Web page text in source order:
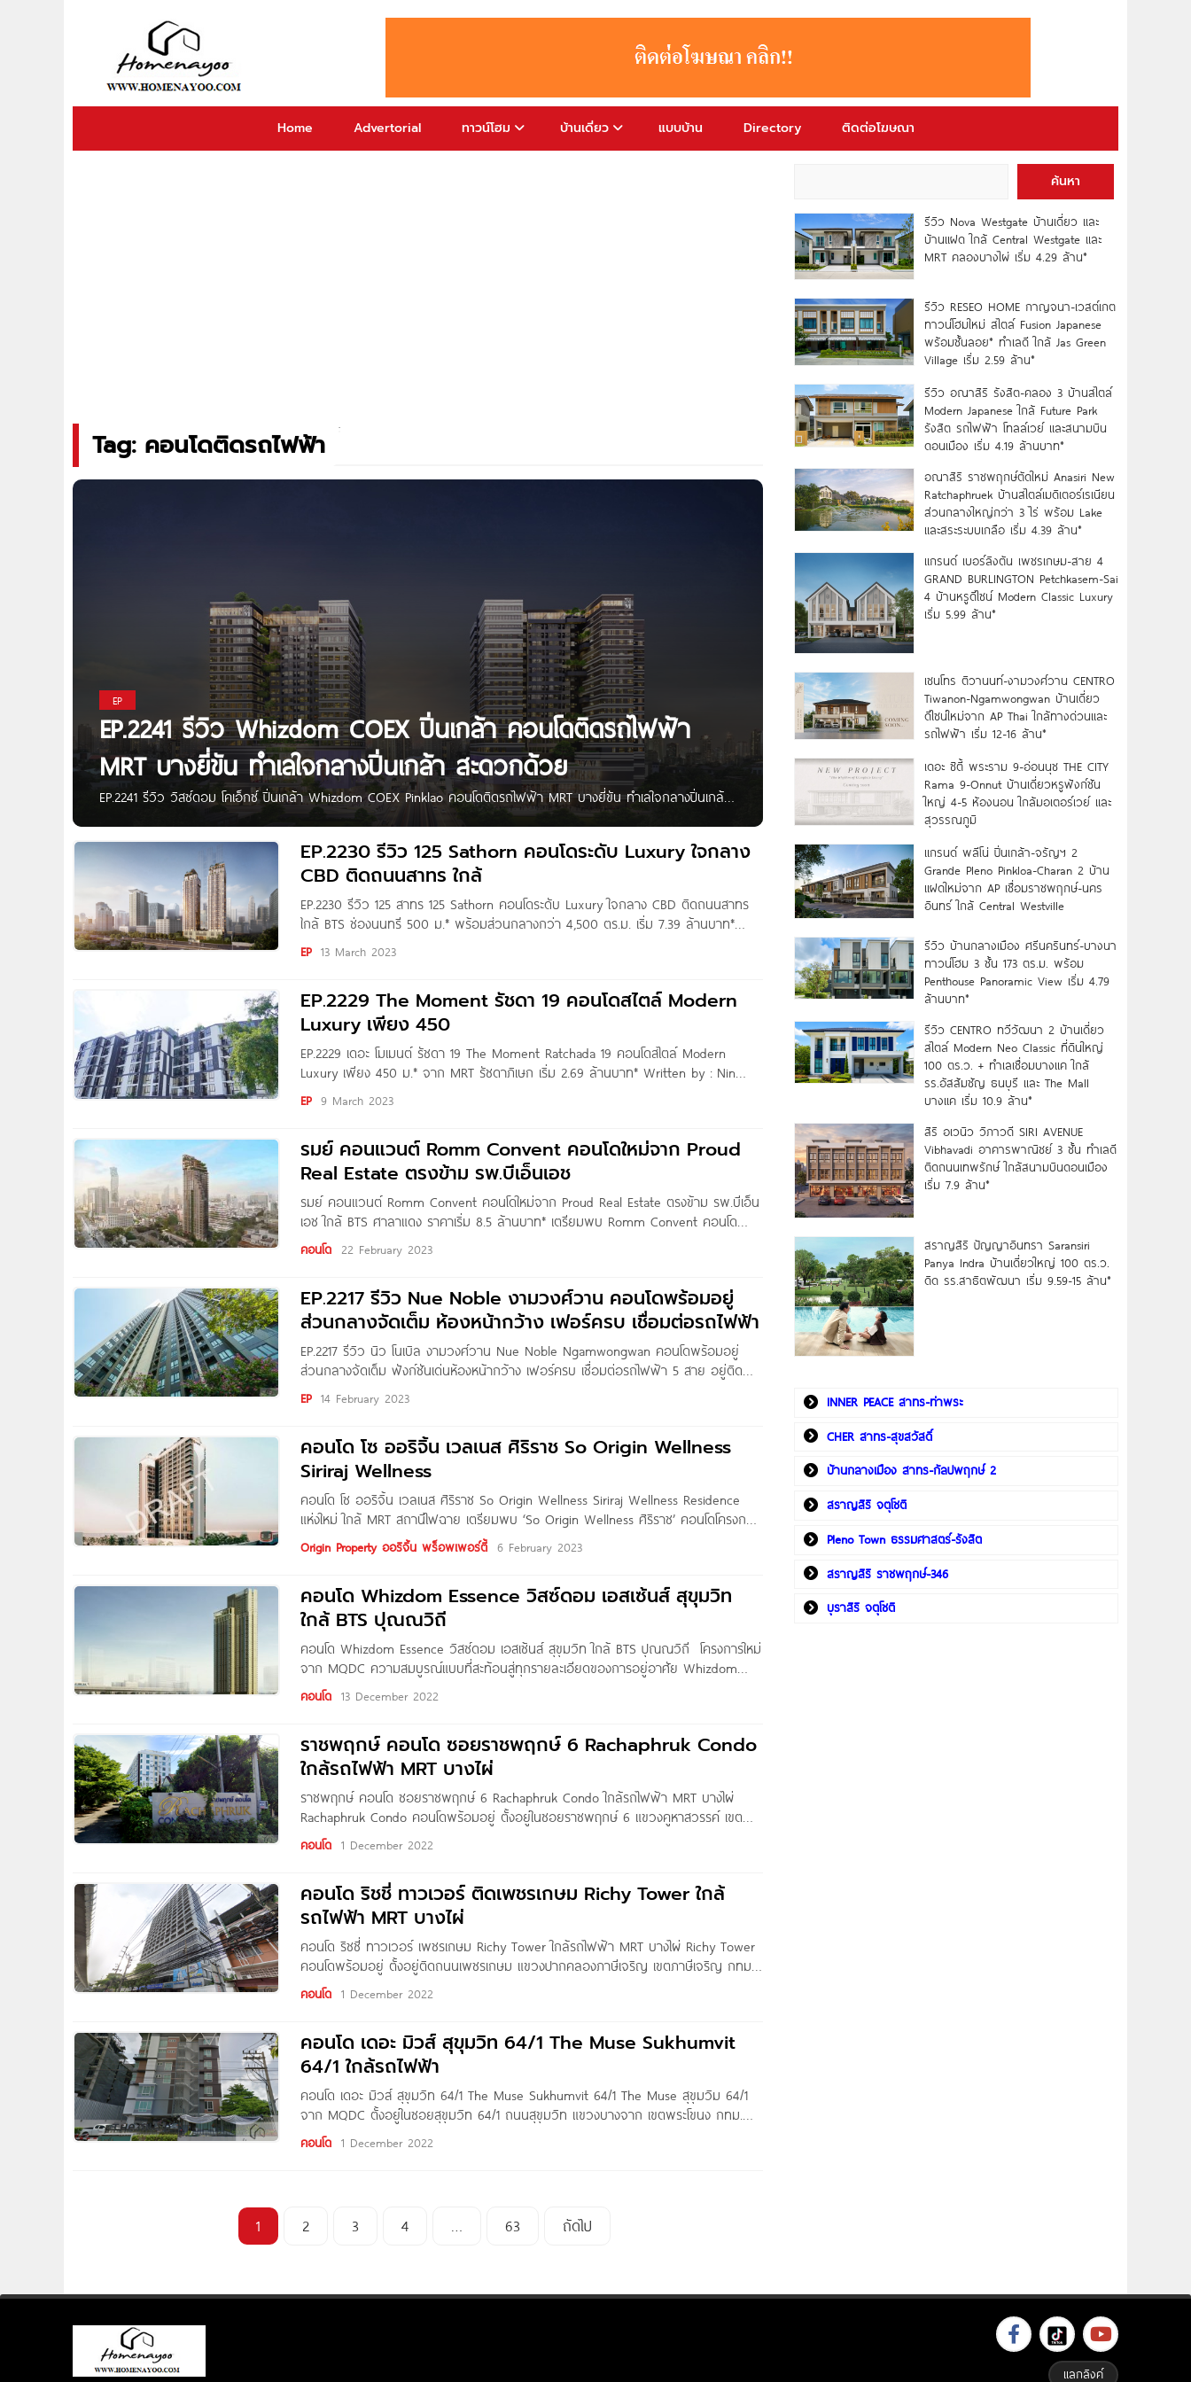
Home Advertorial ทาวน์โฮม บ้านเดี่ยว แบบบ้าน Directory ติดต่อโฆษณา
Tag: คอนโดติดรถไฟฟ้า
EP
EP.2241 รีวิว Whizdom COEX ปิ่นเกล้า คอนโดติดรถไฟฟ้า
MRT บางยี่ขัน ทำเลใจกลางปิ่นเกล้า สะดวกด้วย
EP.2241 รีวิว วิสซ์ดอม โคเอ็กซ์ ปิ่นเกล้า Whizdom COEX Pinklao คอนโดติดรถไฟฟ้า MRT บางยี่ขัน ทำเลใจกลางปิ่นเกล้า
สะดวกด้วย Walkway เข้าสู่อาคาร พร้อม COEX Space 4 ชั้น สวัสดีค่ะ เพื่อน ๆ Homenayoo ทุกคน วันนี้เราจะพาไปชม
โครงการที่ตอบโจทย์ Live-Work-Learn-Play ทำกิจกรรมต่าง ๆ ได้ครบจบในที่เดียว
EP.2230 รีวิว 125 Sathorn คอนโดระดับ Luxury ใจกลาง
CBD ติดถนนสาทร ใกล้
EP.2230 รีวิว 125 สาทร 125 Sathorn คอนโดระดับ Luxury ใจกลาง CBD ติดถนนสาทร
ใกล้ BTS ช่องนนทรี 500 ม.* พร้อมส่วนกลางกว่า 4,500 ตร.ม. เริ่ม 7.39 ล้านบาท*
Written by : Nin Yanin สวัสดีค่า วันนี้ทีมงาน Homenayoo
EP 13 March 2023
EP.2229 The Moment รัชดา 19 คอนโดสไตล์ Modern
Luxury เพียง 450
EP.2229 เดอะ โมเมนต์ รัชดา 19 The Moment Ratchada 19 คอนโดสไตล์ Modern
Luxury เพียง 450 ม.* จาก MRT รัชดาภิเษก เริ่ม 2.69 ล้านบาท* Written by : Nin
Yanin สวัสดีค่า วันนี้ทีมงาน Homenayoo พาคุณผู้อ่านมาชมโครงการ
EP 9 March 2023
รมย์ คอนแวนต์ Romm Convent คอนโดใหม่จาก Proud
Real Estate ตรงข้าม รพ.บีเอ็นเอช
รมย์ คอนแวนต์ Romm Convent คอนโดใหม่จาก Proud Real Estate ตรงข้าม รพ.บีเอ็น
เอช ใกล้ BTS ศาลาแดง ราคาเริ่ม 8.5 ล้านบาท* เตรียมพบ Romm Convent คอนโด
โครงการใหม่จาก Proud Real Estate โครงการตั้งอยู่ถนนคอนแวนต์ แขวงสีลม เขตบางรัก
กทม. บนทำเลใจกลางเมือง ตรงข้าม รพ.บีเอ็นเอช ใกล้ BTS
คอนโด 22 February 2023
EP.2217 รีวิว Nue Noble งามวงศ์วาน คอนโดพร้อมอยู่
ส่วนกลางจัดเต็ม ห้องหน้ากว้าง เฟอร์ครบ เชื่อมต่อรถไฟฟ้า
EP.2217 รีวิว นิว โนเบิล งามวงศ์วาน Nue Noble Ngamwongwan คอนโดพร้อมอยู่
ส่วนกลางจัดเต็ม ฟังก์ชันเด่นห้องหน้ากว้าง เฟอร์ครบ เชื่อมต่อรถไฟฟ้า 5 สาย อยู่ติด
The Mall งามวงศ์วานที่สุดในย่าน เริ่ม 1.79 ล้านบาท* Written by : THAnATH สวัสดีผู้
อ่านชาว Homenayoo ทุกคนครับ วันนี้ผมพามาชมโครงการ Nue Noble
EP 14 February 2023
คอนโด โซ ออริจิ้น เวลเนส ศิริราช So Origin Wellness
Siriraj Wellness
คอนโด โซ ออริจิ้น เวลเนส ศิริราช So Origin Wellness Siriraj Wellness Residence
แห่งใหม่ ใกล้ MRT สถานีไฟฉาย เตรียมพบ ‘So Origin Wellness ศิริราช’ คอนโดโครงการ
ใหม่จาก Origin Property ใกล้ MRT สถานีไฟฉาย เร็ว ๆ นี้ ลงทะเบียนรับสิทธิพิเศษ คลิก
Origin Property ออริจิ้น พร็อพเพอร์ตี้ 6 February 2023
คอนโด Whizdom Essence วิสซ์ดอม เอสเซ้นส์ สุขุมวิท
ใกล้ BTS ปุณณวิถี
คอนโด Whizdom Essence วิสซ์ดอม เอสเซ้นส์ สุขุมวิท ใกล้ BTS ปุณณวิถี โครงการใหม่
จาก MQDC ความสมบูรณ์แบบที่สะท้อนสู่ทุกรายละเอียดของการอยู่อาศัย Whizdom
Essence คอนโดมิเนียมระดับ Hi-end ที่เติมเต็มมุมมองใหม่เพื่อที่สุดของการใช้ชีวิตเหนือ
ระดับครบครันตลอด 24 ชั่วโมง ท่ามกลางธรรมชาติ ที่จะช่วย ปรนิบัติคุณทั้งกาย-ใจ
เอสเซ้นส์ Whizdom Essence เจ้าของโครงการ
คอนโด 13 December 2022
ราชพฤกษ์ คอนโด ซอยราชพฤกษ์ 6 Rachaphruk Condo
ใกล้รถไฟฟ้า MRT บางไผ่
ราชพฤกษ์ คอนโด ซอยราชพฤกษ์ 6 Rachaphruk Condo ใกล้รถไฟฟ้า MRT บางไผ่
Rachaphruk Condo คอนโดพร้อมอยู่ ตั้งอยู่ในซอยราชพฤกษ์ 6 แขวงคูหาสวรรค์ เขต
ภาษีเจริญ กทม. เดินทางสะดวก ใกล้รถไฟฟ้า MRT บางไผ่, ถนนราชพฤกษ์, ถนน
รัชดาภิเษก, ถนนจรัญสนิทวงศ์ ใกล้ ม.เทคโนโลยีราชมงคลสุวรรณภูมิ วิทยาเขตนนทบุรี
คอนโด 1 December 2022
คอนโด ริชชี่ ทาวเวอร์ ติดเพชรเกษม Richy Tower ใกล้
รถไฟฟ้า MRT บางไผ่
คอนโด ริชชี่ ทาวเวอร์ เพชรเกษม Richy Tower ใกล้รถไฟฟ้า MRT บางไผ่ Richy Tower
คอนโดพร้อมอยู่ ตั้งอยู่ติดถนนเพชรเกษม แขวงปากคลองภาษีเจริญ เขตภาษีเจริญ กทม.
เดินทางสะดวก ใกล้รถไฟฟ้า MRT บางไผ่, ถนนราชพฤกษ์, ถนนรัชดาภิเษก, ถนน
จรัญสนิทวงศ์ ใกล้ห้าง Seacon บางแค, The Mall ท่าพระ, รร.วัดนวลนรดิศ,
คอนโด 1 December 2022
คอนโด เดอะ มิวส์ สุขุมวิท 64/1 The Muse Sukhumvit
64/1 ใกล้รถไฟฟ้า
คอนโด เดอะ มิวส์ สุขุมวิท 64/1 The Muse Sukhumvit 64/1 The Muse สุขุมวิม 64/1
จาก MQDC ตั้งอยู่ในซอยสุขุมวิท 64/1 ถนนสุขุมวิท แขวงบางจาก เขตพระโขนง กทม.
ใกล้รถไฟฟ้า BTS ปุณณวิถี ประมาณ 250 เมตร, ทางด่วนเฉลิมมหานคร, เซ็นทรัล
บางนา,
คอนโด 1 December 2022
1 2 3 4 … 63 ถัดไป
ค้นหา
รีวิว Nova Westgate บ้านเดี่ยว และ
บ้านแฝด ใกล้ Central Westgate และ
MRT คลองบางไผ่ เริ่ม 4.29 ล้าน*
รีวิว RESEO HOME กาญจนา-เวสต์เกต
ทาวน์โฮมใหม่ สไตล์ Fusion Japanese
พร้อมชั้นลอย* ทำเลดี ใกล้ Jas Green
Village เริ่ม 2.59 ล้าน*
รีวิว อณาสิริ รังสิต-คลอง 3 บ้านสไตล์
Modern Japanese ใกล้ Future Park
รังสิต รถไฟฟ้า โทลล์เวย์ และสนามบิน
ดอนเมือง เริ่ม 4.19 ล้านบาท*
อณาสิริ ราชพฤกษ์ตัดใหม่ Anasiri New
Ratchaphruek บ้านสไตล์เมดิเตอร์เรเนียน
ส่วนกลางใหญ่กว่า 3 ไร่ พร้อม Lake
และสระระบบเกลือ เริ่ม 4.39 ล้าน*
แกรนด์ เบอร์ลิงตัน เพชรเกษม-สาย 4
GRAND BURLINGTON Petchkasem-Sai
4 บ้านหรูดีไซน์ Modern Classic Luxury
เริ่ม 5.99 ล้าน*
เซนโทร ติวานนท์-งามวงศ์วาน CENTRO
Tiwanon-Ngamwongwan บ้านเดี่ยว
ดีไซน์ใหม่จาก AP Thai ใกล้ทางด่วนและ
รถไฟฟ้า เริ่ม 12-16 ล้าน*
เดอะ ซิตี้ พระราม 9-อ่อนนุช THE CITY
Rama 9-Onnut บ้านเดี่ยวหรูฟังก์ชัน
ใหญ่ 4-5 ห้องนอน ใกล้มอเตอร์เวย์ และ
สุวรรณภูมิ
แกรนด์ พลีโน่ ปิ่นเกล้า-จรัญฯ 2
Grande Pleno Pinkloa-Charan 2 บ้าน
แฝดใหม่จาก AP เชื่อมราชพฤกษ์-นคร
อินทร์ ใกล้ Central Westville
รีวิว บ้านกลางเมือง ศรีนครินทร์-บางนา
ทาวน์โฮม 3 ชั้น 173 ตร.ม. พร้อม
Penthouse Panoramic View เริ่ม 4.79
ล้านบาท*
รีวิว CENTRO ทวีวัฒนา 2 บ้านเดี่ยว
สไตล์ Modern Neo Classic ที่ดินใหญ่
100 ตร.ว. + ทำเลเชื่อมบางแค ใกล้
รร.อัสสัมชัญ ธนบุรี และ The Mall
บางแค เริ่ม 10.9 ล้าน*
สิริ อเวนิว วิภาวดี SIRI AVENUE
Vibhavadi อาคารพาณิชย์ 3 ชั้น ทำเลดี
ติดถนนเทพรักษ์ ใกล้สนามบินดอนเมือง
เริ่ม 7.9 ล้าน*
สราญสิริ ปัญญาอินทรา Saransiri
Panya Indra บ้านเดี่ยวใหญ่ 100 ตร.ว.
ดิด รร.สาธิตพัฒนา เริ่ม 9.59-15 ล้าน*
INNER PEACE สาทร-ท่าพระ
CHER สาทร-สุขสวัสดิ์
บ้านกลางเมือง สาทร-กัลปพฤกษ์ 2
สราญสิริ จตุโชติ
Pleno Town ธรรมศาสตร์-รังสิต
สราญสิริ ราชพฤกษ์-346
บุราสิริ จตุโชติ
แลกลิงค์